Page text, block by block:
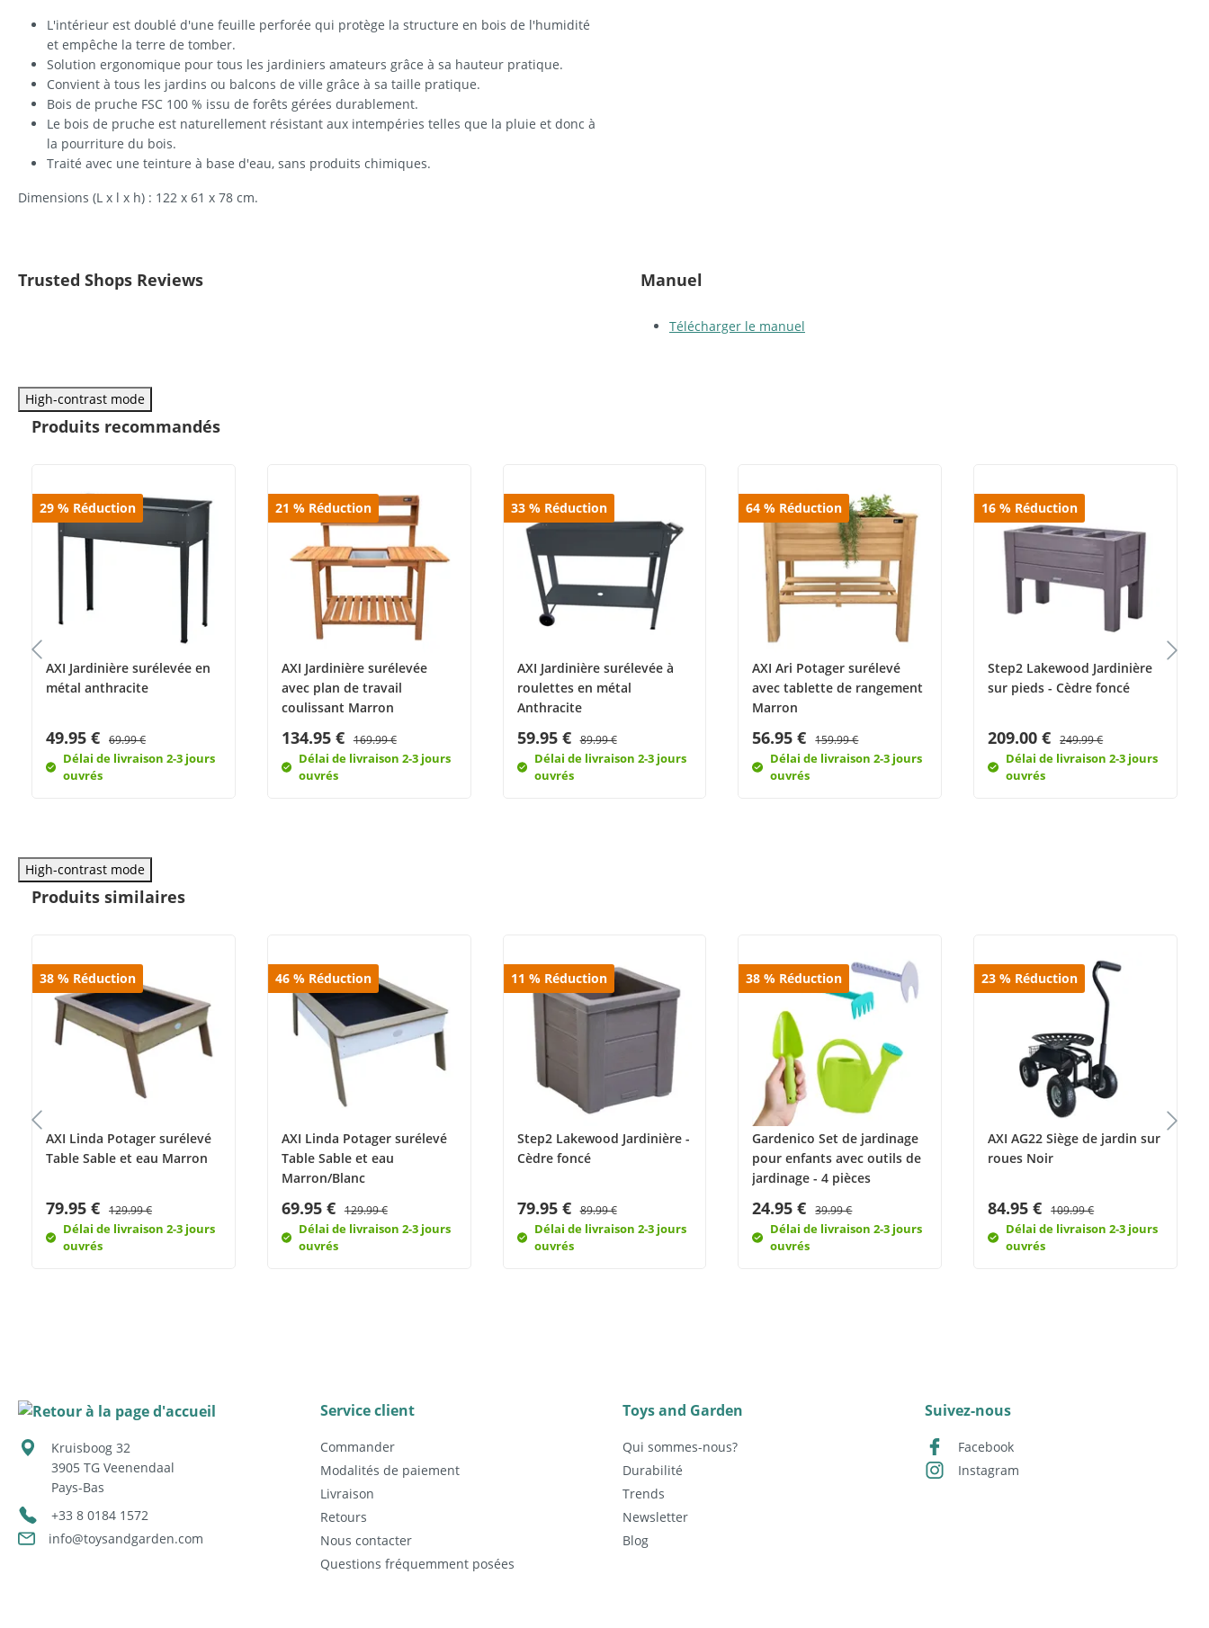
L'intérieur est doublé d'une feuille perforée qui protège la structure en bois de l'humidité
et empêche la terre de tomber.
Solution ergonomique pour tous les jardiniers amateurs grâce à sa hauteur pratique.
Convient à tous les jardins ou balcons de ville grâce à sa taille pratique.
Bois de pruche FSC 100 % issu de forêts gérées durablement.
Le bois de pruche est naturellement résistant aux intempéries telles que la pluie et donc à
la pourriture du bois.
Traité avec une teinture à base d'eau, sans produits chimiques.
Dimensions (L x l x h) : 122 x 61 x 78 cm.
Trusted Shops Reviews Manuel
Télécharger le manuel
High-contrast mode
Produits recommandés
29 % Réduction
AXI Jardinière surélevée en
métal anthracite
49.95 € 69.99 €
Délai de livraison 2-3 jours
ouvrés
21 % Réduction
AXI Jardinière surélevée
avec plan de travail
coulissant Marron
134.95 € 169.99 €
Délai de livraison 2-3 jours
ouvrés
33 % Réduction
AXI Jardinière surélevée à
roulettes en métal
Anthracite
59.95 € 89.99 €
Délai de livraison 2-3 jours
ouvrés
64% Réduction
AXI Ari Potager surélevé
avec tablette de rangement
Marron
56.95 € 159.99 €
Délai de livraison 2-3 jours
ouvrés
16% Réduction
Step2 Lakewood Jardinière
sur pieds - Cèdre foncé
209.00 € 249.99 €
Délai de livraison 2-3 jours
ouvrés
High-contrast mode
Produits similaires
38 % Réduction
AXI Linda Potager surélevé
Table Sable et eau Marron
79.95 € 129.99 €
Délai de livraison 2-3 jours
ouvrés
46 % Réduction
AXI Linda Potager surélevé
Table Sable et eau
Marron/Blanc
69.95 € 129.99 €
Délai de livraison 2-3 jours
ouvrés
11 % Réduction
Step2 Lakewood Jardinière -
Cèdre foncé
79.95 € 89.99 €
Délai de livraison 2-3 jours
ouvrés
38% Réduction
Gardenico Set de jardinage
pour enfants avec outils de
jardinage - 4 pièces
24.95 € 39.99 €
Délai de livraison 2-3 jours
ouvrés
23% Réduction
AXI AG22 Siège de jardin sur
roues Noir
84.95 € 109.99 €
Délai de livraison 2-3 jours
ouvrés
Kruisboog 32
3905 TG Veenendaal
Pays-Bas
+33 8 0184 1572
info@toysandgarden.com
Service client
Commander
Modalités de paiement
Livraison
Retours
Nous contacter
Questions fréquemment posées
Toys and Garden
Qui sommes-nous?
Durabilité
Trends
Newsletter
Blog
Suivez-nous
Facebook
Instagram